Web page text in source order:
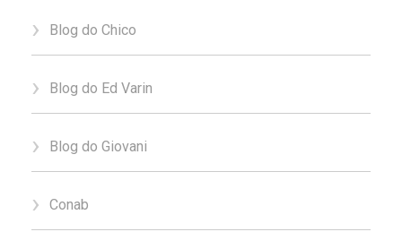
Blog do Chico
Blog do Ed Varin
Blog do Giovani
Conab